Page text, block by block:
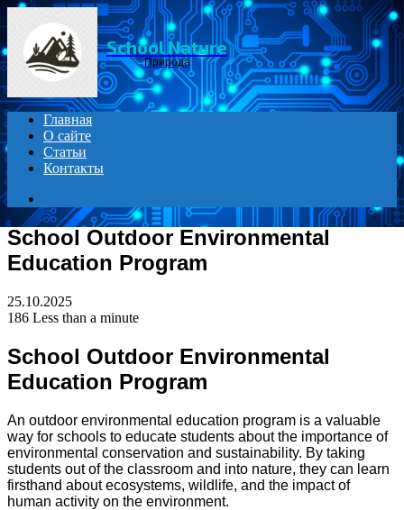
Menu
School Nature
Природа
Главная
О сайте
Статьи
Контакты
for
School Outdoor Environmental
Education Program
25.10.2025
186 Less than a minute
School Outdoor Environmental
Education Program
An outdoor environmental education program is a valuable
way for schools to educate students about the importance of
environmental conservation and sustainability. By taking
students out of the classroom and into nature, they can learn
firsthand about ecosystems, wildlife, and the impact of
human activity on the environment.